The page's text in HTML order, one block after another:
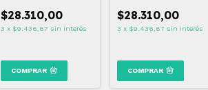
$28.310,00
3 x $9.436,67 sin interés
COMPRAR
$28.310,00
3 x $9.436,67 sin interés
COMPRAR